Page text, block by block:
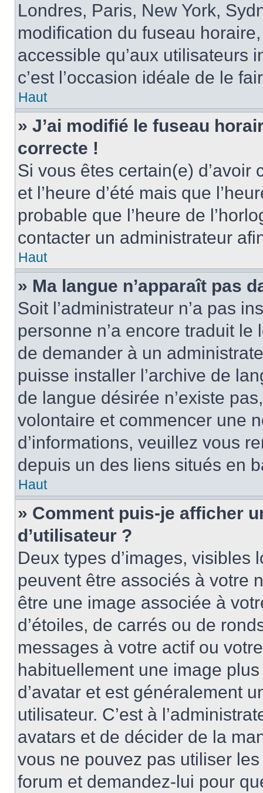
Londres, Paris, New York,
modification du fuseau
accessible qu’aux utilisateurs
c’est l’occasion idéale de le
Haut
» J’ai modifié le fuseau
correcte !
Si vous êtes certain(e)
et l’heure d’été mais que
probable que l’heure de
contacter un administrateur
Haut
» Ma langue n’apparaît pas
Soit l’administrateur n’a pas
personne n’a encore traduit
de demander à un
puisse installer l’archive de
de langue désirée n’existe
volontaire et commencer une
d’informations, veuillez vous
depuis un des liens situés en
Haut
» Comment puis-je afficher
d’utilisateur ?
Deux types d’images,
peuvent être associés à votre
être une image associée à
d’étoiles, de carrés ou de
messages à votre actif ou
habituellement une image
d’avatar et est généralement
utilisateur. C’est à
avatars et de décider de la
vous ne pouvez pas utiliser
forum et demandez-lui pour